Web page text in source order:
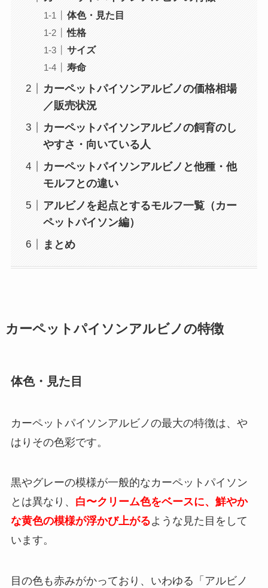
体色・見た目
性格
サイズ
寿命
カーペットパイソンアルビノの価格相場
／販売状況
カーペットパイソンアルビノの飼育のし
やすさ・向いている人
カーペットパイソンアルビノと他種・他
モルフとの違い
アルビノを起点とするモルフ一覧（カー
ペットパイソン編）
まとめ
カーペットパイソンアルビノの特徴
体色・見た目
カーペットパイソンアルビノの最大の特徴は、や
はりその色彩です。
黒やグレーの模様が一般的なカーペットパイソン
とは異なり、 白〜クリーム色をベースに、鮮やか
な黄色の模様が浮かび上がるような見た目をして
います。
目の色も赤みがかっており、いわゆる「アルビノ